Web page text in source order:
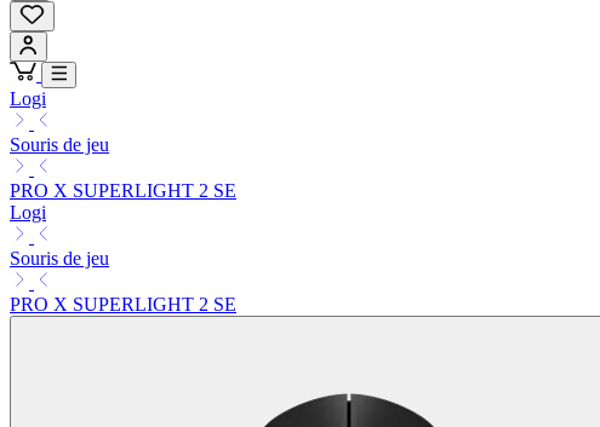
Logi
Souris de jeu
PRO X SUPERLIGHT 2 SE
Logi
Souris de jeu
PRO X SUPERLIGHT 2 SE